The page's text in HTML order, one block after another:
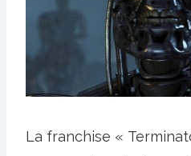
La franchise «